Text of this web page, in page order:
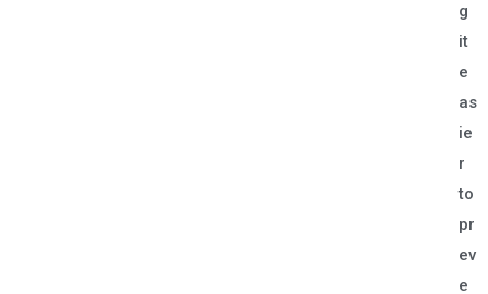
g
it
e
as
ie
r
to
pr
ev
e